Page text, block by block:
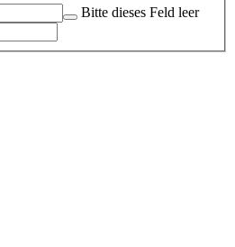
Bitte dieses Feld leer